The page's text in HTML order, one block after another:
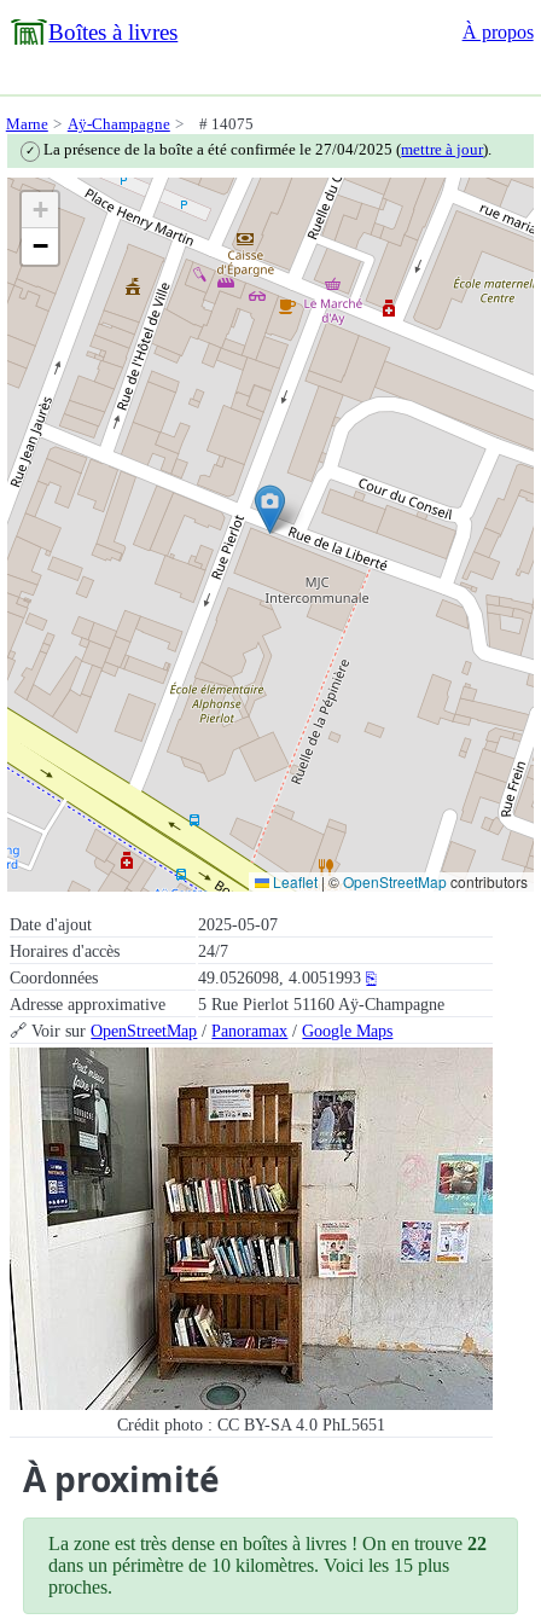
Boîtes à livres À propos
Marne Aÿ-Champagne # 14075
✓ La présence de la boîte a été confirmée le 27/04/2025 (mettre à jour).
Date d'ajout
2025-05-07
Horaires d'accès
24/7
Coordonnées
49.0526098, 4.0051993 ⎘
Adresse approximative
5 Rue Pierlot 51160 Aÿ-Champagne
🔗 Voir surOpenStreetMap /Panoramax /Google Maps
Crédit photo : CC BY-SA 4.0 PhL5651
+
−
Leaflet|©OpenStreetMapcontributors
À proximité
La zone est très dense en boîtes à livres ! On en trouve22
dans un périmètre de 10 kilomètres. Voici les 15 plus
proches.